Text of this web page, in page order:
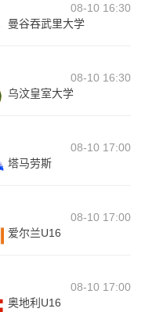
08-10 16:30
曼谷吞武里大学
08-10 16:30
乌汶皇室大学
08-10 17:00
塔马劳斯
08-10 17:00
爱尔兰U16
08-10 17:00
奥地利U16